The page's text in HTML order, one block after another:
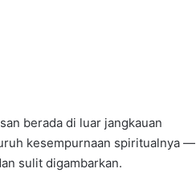
berada di luar jangkauan
kesempurnaan spiritualnya —
sulit digambarkan.